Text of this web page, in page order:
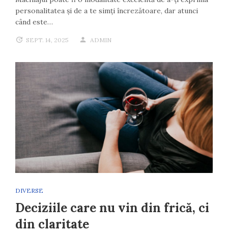
personalitatea și de a te simți încrezătoare, dar atunci
când este…
SEPT. 14, 2025 ADMIN
DIVERSE
Deciziile care nu vin din frică, ci
din claritate